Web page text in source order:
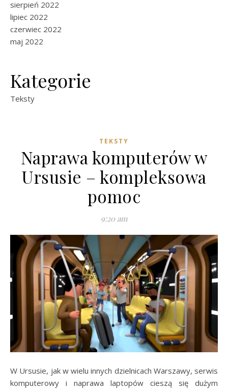
sierpień 2022
lipiec 2022
czerwiec 2022
maj 2022
Kategorie
Teksty
TEKSTY
Naprawa komputerów w
Ursusie – kompleksowa
pomoc
9:20 am
W Ursusie, jak w wielu innych dzielnicach Warszawy, serwis
komputerowy i naprawa laptopów cieszą się dużym